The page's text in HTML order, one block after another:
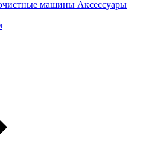
машины Аксессуары